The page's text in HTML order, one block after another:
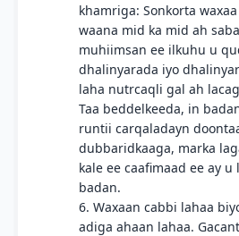
khamriga: Sonkorta
waana mid ka mid ah
muhiimsan ee ilkuhu u
dhalinyarada iyo
laha nutrcaqli gal ah
Taa beddelkeeda, in
runtii carqaladayn
dubbaridkaaga, marka
kale ee caafimaad ee ay
badan.
6. Waxaan cabbi lahaa
adiga ahaan lahaa.